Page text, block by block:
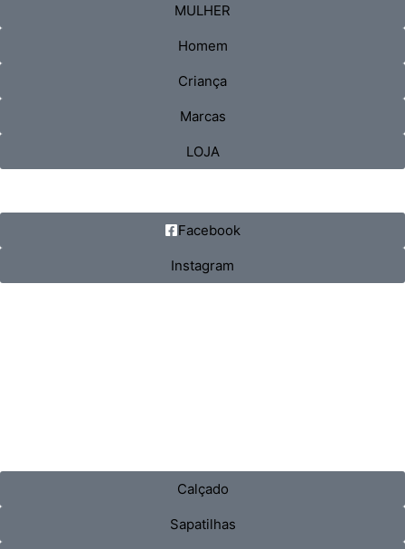
MULHER
Homem
Criança
Marcas
LOJA
Facebook
Instagram
Calçado
Sapatilhas